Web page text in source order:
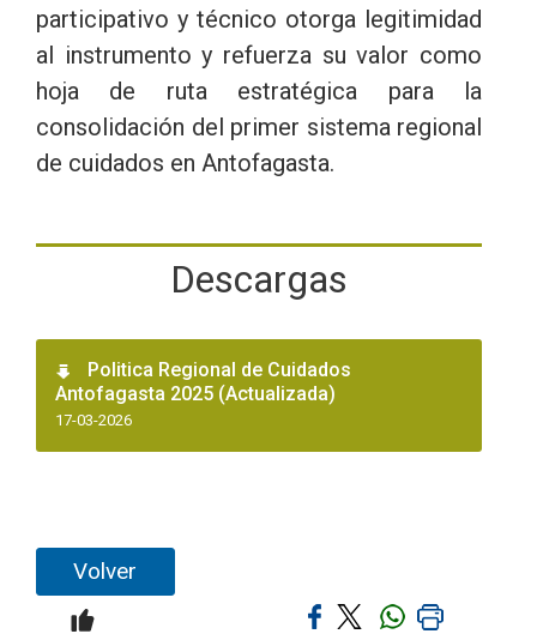
participativo y técnico otorga legitimidad
al instrumento y refuerza su valor como
hoja de ruta estratégica para la
consolidación del primer sistema regional
de cuidados en Antofagasta.
Descargas
Politica Regional de Cuidados
Antofagasta 2025 (Actualizada)
17-03-2026
Volver